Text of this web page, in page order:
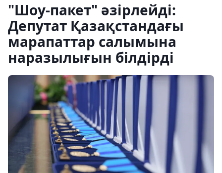
"Шоу-пакет" әзірлейді:
Депутат Қазақстандағы
марапаттар салымына
наразылығын білдірді